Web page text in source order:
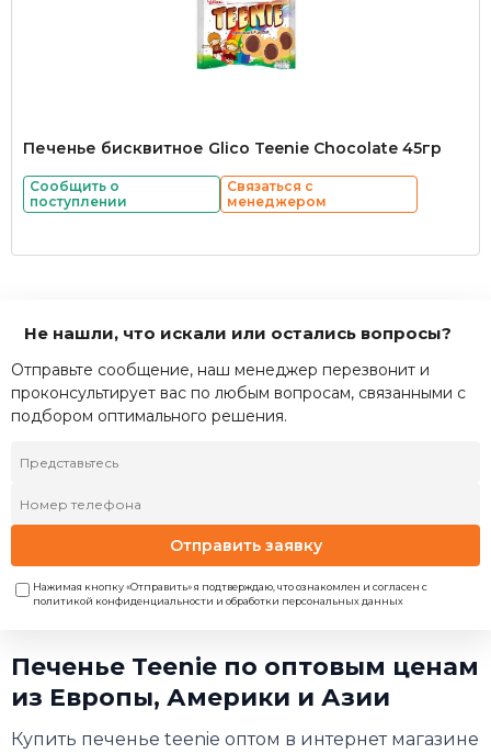
Печенье бисквитное Glico Teenie Chocolate 45гр
Сообщить о
поступлении
Связаться с
менеджером
Не нашли, что искали или остались вопросы?
Отправьте сообщение, наш менеджер перезвонит и
проконсультирует вас по любым вопросам, связанными с
подбором оптимального решения.
Отправить заявку
Нажимая кнопку «Отправить» я подтверждаю, что ознакомлен и согласен с
политикой конфиденциальности и обработки персональных данных
Печенье Teenie по оптовым ценам
из Европы, Америки и Азии
Купить печенье teenie оптом в интернет магазине